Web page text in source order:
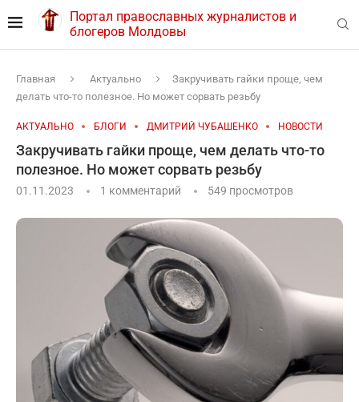
Портал православных журналистов и
блогеров Молдовы
Главная Актуально
Закручивать гайки проще, чем
делать что-то полезное. Но может сорвать резьбу
АКТУАЛЬНО БЛОГИ ДМИТРИЙ ЧУБАШЕНКО НОВОСТИ
Закручивать гайки проще, чем делать что-то
полезное. Но может сорвать резьбу
01.11.2023 1 комментарий 549 просмотров